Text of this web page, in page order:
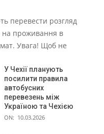
перевести розгляд
на проживання в
Увага! Щоб не
У Чехії планують
посилити правила
автобусних
перевезень між
Україною та Чехією
ON: 10.03.2026